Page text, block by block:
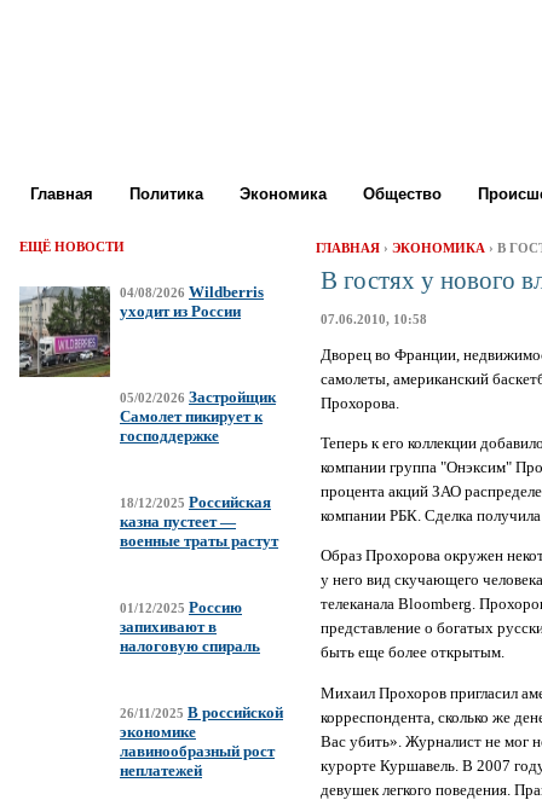
Главная Политика Экономика Общество
ЕЩЁ НОВОСТИ
04/08/2026 Wildberris
уходит из России
05/02/2026 Застройщик
Самолет пикирует к
господдержке
18/12/2025 Российская
казна пустеет —
военные траты растут
01/12/2025 Россию
запихивают в
налоговую спираль
26/11/2025 В российской
экономике
лавинообразный рост
неплатежей
ГЛАВНАЯ › ЭКОНОМИКА › В
В гостях у нового
07.06.2010, 10:58
Дворец во Франции,
самолеты, американский
Прохорова.
Теперь к его коллекции
компании группа "Онэксим"
процента акций ЗАО
компании РБК. Сделка
Образ Прохорова окружен
у него вид скучающего
телеканала Bloomberg.
представление о богатых
быть еще более открытым.
Михаил Прохоров пригласил
корреспондента, сколько же
Вас убить». Журналист не мог
курорте Куршавель. В 2007
девушек легкого поведения.